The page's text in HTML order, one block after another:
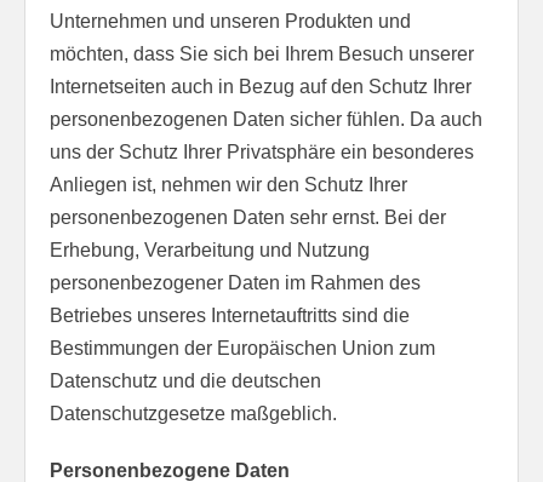
Unternehmen und unseren Produkten und
möchten, dass Sie sich bei Ihrem Besuch unserer
Internetseiten auch in Bezug auf den Schutz Ihrer
personenbezogenen Daten sicher fühlen. Da auch
uns der Schutz Ihrer Privatsphäre ein besonderes
Anliegen ist, nehmen wir den Schutz Ihrer
personenbezogenen Daten sehr ernst. Bei der
Erhebung, Verarbeitung und Nutzung
personenbezogener Daten im Rahmen des
Betriebes unseres Internetauftritts sind die
Bestimmungen der Europäischen Union zum
Datenschutz und die deutschen
Datenschutzgesetze maßgeblich.
Personenbezogene Daten